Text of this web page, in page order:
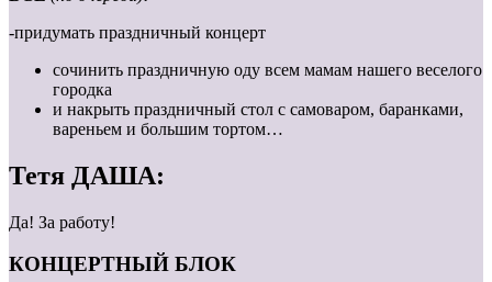
-придумать праздничный концерт
сочинить праздничную оду всем мамам нашего веселого
городка
и накрыть праздничный стол с самоваром, баранками,
вареньем и большим тортом…
Тетя ДАША:
Да! За работу!
КОНЦЕРТНЫЙ БЛОК